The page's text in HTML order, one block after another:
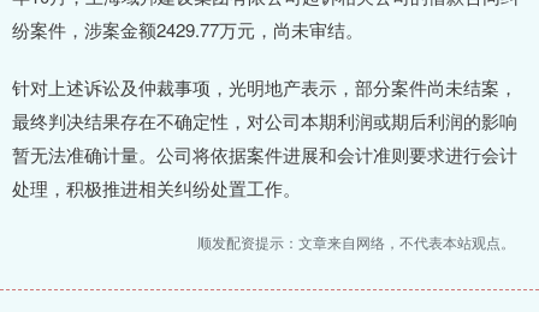
纷案件，涉案金额2429.77万元，尚未审结。
针对上述诉讼及仲裁事项，光明地产表示，部分案件尚未结案，
最终判决结果存在不确定性，对公司本期利润或期后利润的影响
暂无法准确计量。公司将依据案件进展和会计准则要求进行会计
处理，积极推进相关纠纷处置工作。
顺发配资提示：文章来自网络，不代表本站观点。